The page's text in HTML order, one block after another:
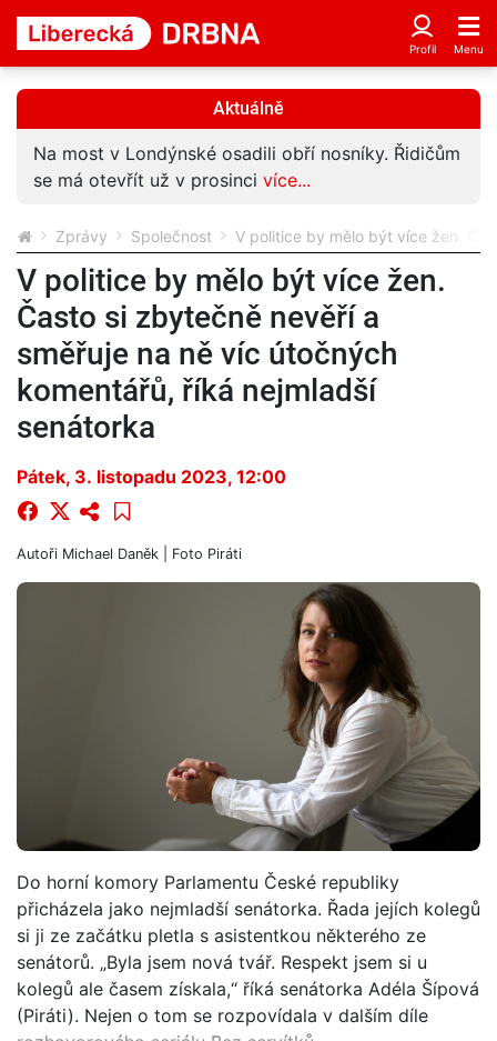
Aktuálně
Na most v Londýnské osadili obří nosníky. Řidičům
se má otevřít už v prosinci více...
Zprávy Společnost V politice by mělo být více žen.
V politice by mělo být více žen.
Často si zbytečně nevěří a
směřuje na ně víc útočných
komentářů, říká nejmladší
senátorka
Pátek, 3. listopadu 2023, 12:00
Autoři Michael Daněk | Foto Piráti
Do horní komory Parlamentu České republiky
přicházela jako nejmladší senátorka. Řada jejích kolegů
si ji ze začátku pletla s asistentkou některého ze
senátorů. „Byla jsem nová tvář. Respekt jsem si u
kolegů ale časem získala,“ říká senátorka Adéla Šípová
(Piráti). Nejen o tom se rozpovídala v dalším díle